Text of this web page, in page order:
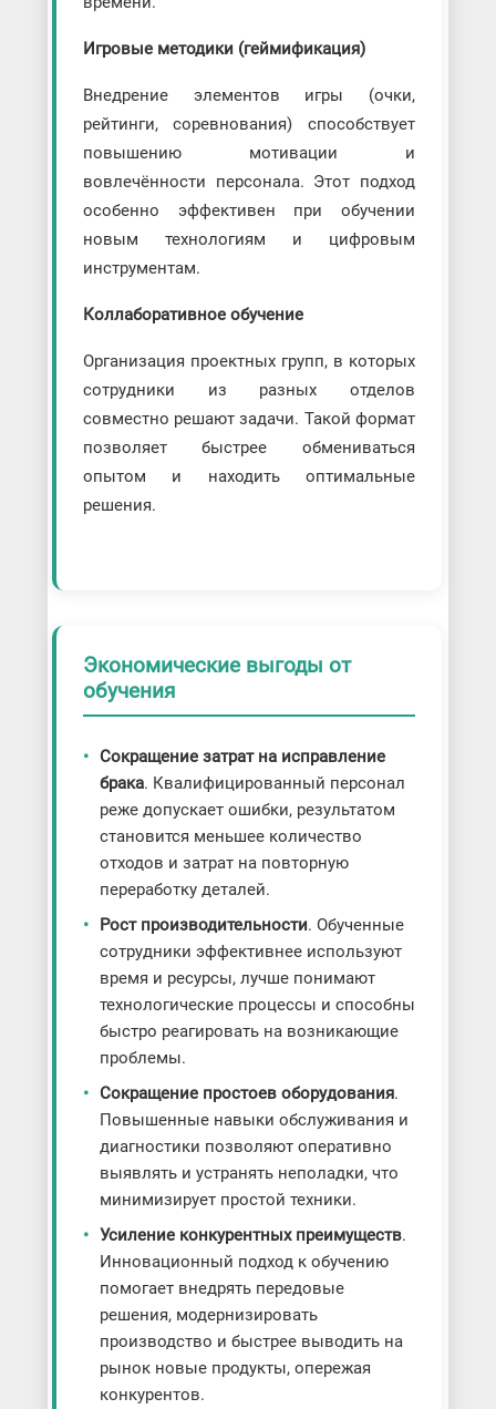
Игровые методики (геймификация)
Внедрение элементов игры (очки,
рейтинги, соревнования) способствует
повышению мотивации и
вовлечённости персонала. Этот подход
особенно эффективен при обучении
новым технологиям и цифровым
инструментам.
Коллаборативное обучение
Организация проектных групп, в которых
сотрудники из разных отделов
совместно решают задачи. Такой формат
позволяет быстрее обмениваться
опытом и находить оптимальные
решения.
Экономические выгоды от
обучения
Сокращение затрат на исправление
брака. Квалифицированный персонал
реже допускает ошибки, результатом
становится меньшее количество
отходов и затрат на повторную
переработку деталей.
Рост производительности. Обученные
сотрудники эффективнее используют
время и ресурсы, лучше понимают
технологические процессы и способны
быстро реагировать на возникающие
проблемы.
Сокращение простоев оборудования.
Повышенные навыки обслуживания и
диагностики позволяют оперативно
выявлять и устранять неполадки, что
минимизирует простой техники.
Усиление конкурентных преимуществ.
Инновационный подход к обучению
помогает внедрять передовые
решения, модернизировать
производство и быстрее выводить на
рынок новые продукты, опережая
конкурентов.